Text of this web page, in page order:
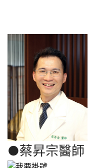
●蔡昇宗醫師